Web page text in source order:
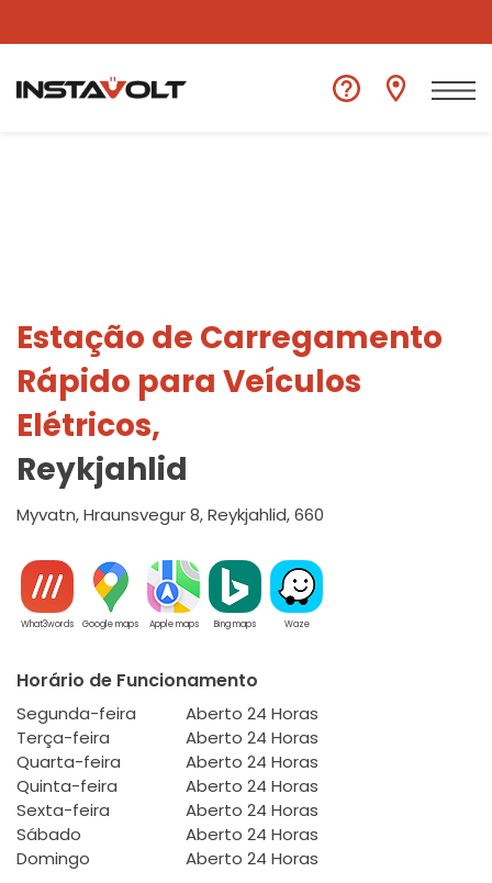
Ver outra localização
Estação de Carregamento
Rápido para Veículos
Elétricos,
Reykjahlid
Myvatn, Hraunsvegur 8, Reykjahlid, 660
What3words Google maps Apple maps Bing maps Waze
Horário de Funcionamento
Segunda-feira
Aberto 24 Horas
Terça-feira
Aberto 24 Horas
Quarta-feira
Aberto 24 Horas
Quinta-feira
Aberto 24 Horas
Sexta-feira
Aberto 24 Horas
Sábado
Aberto 24 Horas
Domingo
Aberto 24 Horas